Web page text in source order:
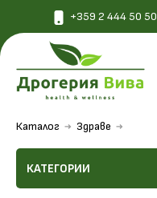
+359 2 444 50 50
Каталог Здраве
КАТЕГОРИИ